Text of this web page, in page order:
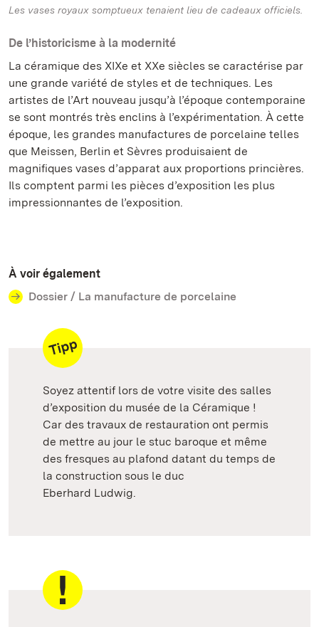
Les vases royaux somptueux tenaient lieu de cadeaux officiels.
De l’historicisme à la modernité
La céramique des XIXe et XXe siècles se caractérise par
une grande variété de styles et de techniques. Les
artistes de l’Art nouveau jusqu’à l’époque contemporaine
se sont montrés très enclins à l’expérimentation. À cette
époque, les grandes manufactures de porcelaine telles
que Meissen, Berlin et Sèvres produisaient de
magnifiques vases d’apparat aux proportions princières.
Ils comptent parmi les pièces d’exposition les plus
impressionnantes de l’exposition.
À voir également
Dossier / La manufacture de porcelaine
Soyez attentif lors de votre visite des salles
d’exposition du musée de la Céramique !
Car des travaux de restauration ont permis
de mettre au jour le stuc baroque et même
des fresques au plafond datant du temps de
la construction sous le duc
Eberhard Ludwig.